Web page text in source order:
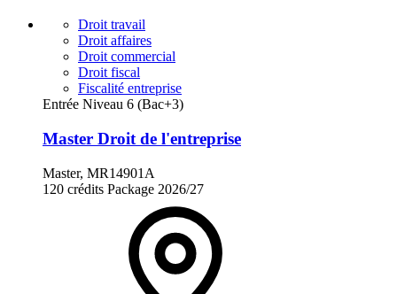
Droit travail
Droit affaires
Droit commercial
Droit fiscal
Fiscalité entreprise
Entrée Niveau 6 (Bac+3)
Master Droit de l'entreprise
Master, MR14901A
120 crédits Package 2026/27